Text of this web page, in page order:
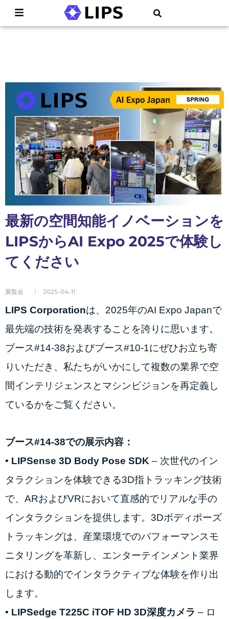
最新の空間知能イノベーションを
LIPSからAI Expo 2025で体験し
てください
展覧会 2025-04-11
LIPS Corporationは、2025年のAI Expo Japanで
最先端の技術を発表することを誇りに思います。
ブース#14-38およびブース#10-1にぜひお立ち寄
りいただき、私たちがいかにして複数の業界で空
間インテリジェンスとマシンビジョンを再定義し
ているかをご覧ください。
ブース#14-38での展示内容：
• LIPSense 3D Body Pose SDK – 次世代のイン
タラクションを体験できる3D指トラッキング技術
で、ARおよびVRにおいて直感的でリアルな手の
インタラクションを提供します。3Dボディポーズ
トラッキングは、産業環境でのパフォーマンスモ
ニタリングを革新し、エンターテインメント業界
における動的でインタラクティブな体験を作り出
します。
• LIPSedge T225C iTOF HD 3D深度カメラ – ロ